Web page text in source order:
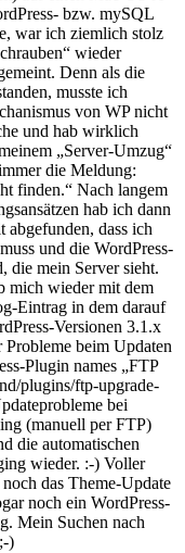
bzw. mySQL
war ich ziemlich stolz
wieder
Denn als die
musste ich
von WP nicht
und hab wirklich
„Server-Umzug“
die Meldung:
finden.“ Nach langem
hab ich dann
dass ich
und die WordPress-
die mein Server sieht.
mich wieder mit dem
Eintrag in dem darauf
Versionen 3.1.x
beim Updaten
Plugin names „FTP
plugins/ftp-upgrade-
bei
(manuell per FTP)
die automatischen
wieder. :-) Voller
das Theme-Update
noch ein WordPress-
Mein Suchen nach
)